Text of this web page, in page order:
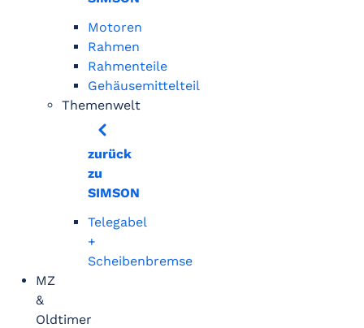
Motoren
Rahmen
Rahmenteile
Gehäusemittelteil
Themenwelt
zurück
zu
SIMSON
Telegabel
+
Scheibenbremse
MZ
&
Oldtimer